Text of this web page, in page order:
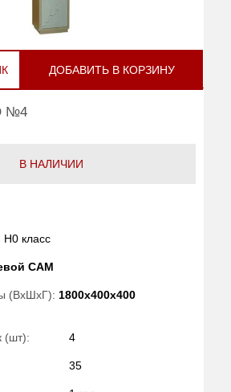
ДОБАВИТЬ В КОРЗИНУ
№4
В НАЛИЧИИ
H0 класс
САМ
(ВхШхГ): 1800x400x400
(шт): 4
35